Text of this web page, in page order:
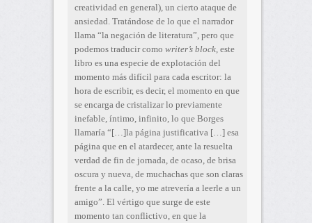
creatividad en general), un cierto ataque de
ansiedad. Tratándose de lo que el narrador
llama “la negación de literatura”, pero que
podemos traducir como writer’s block, este
libro es una especie de explotación del
momento más difícil para cada escritor: la
hora de escribir, es decir, el momento en que
se encarga de cristalizar lo previamente
inefable, íntimo, infinito, lo que Borges
llamaría “[…]la página justificativa […] esa
página que en el atardecer, ante la resuelta
verdad de fin de jornada, de ocaso, de brisa
oscura y nueva, de muchachas que son claras
frente a la calle, yo me atrevería a leerle a un
amigo”. El vértigo que surge de este
momento tan conflictivo, en que la